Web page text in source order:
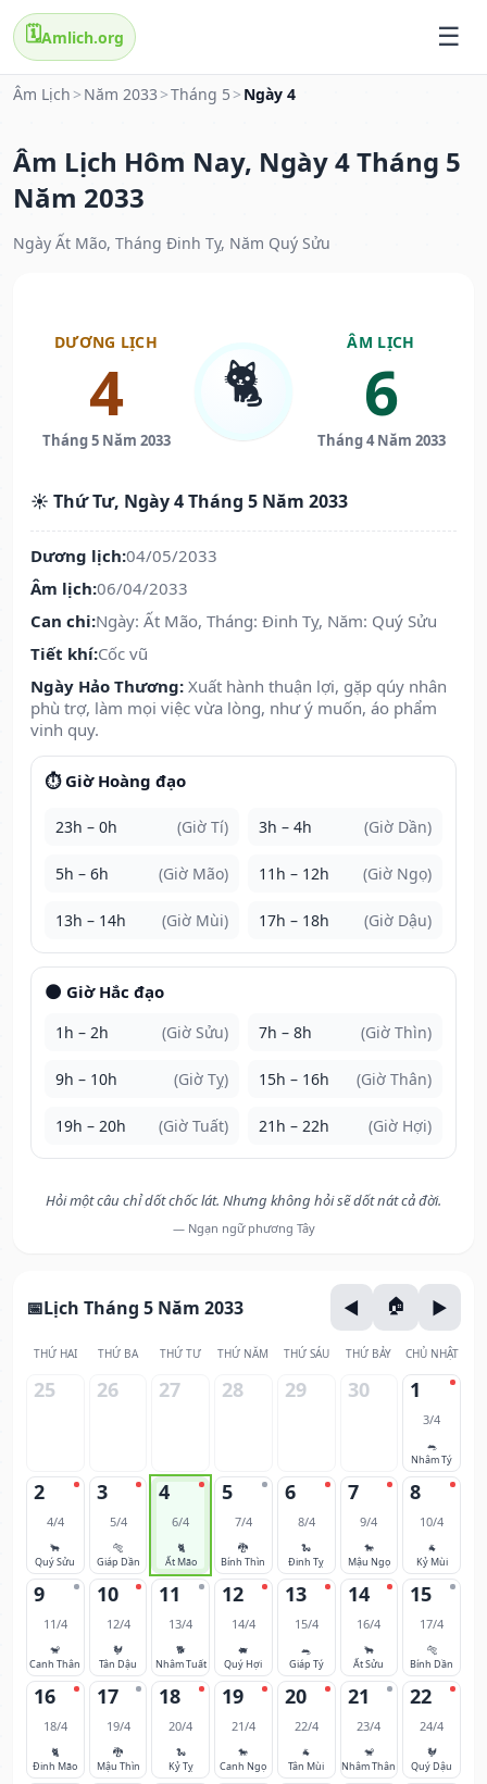
🗓️Amlich.org
Âm Lịch > Năm 2033 >Tháng 5 > Ngày 4
Âm Lịch Hôm Nay, Ngày 4 Tháng 5
Năm 2033
Ngày Ất Mão, Tháng Đinh Tỵ, Năm Quý Sửu
DƯƠNG LỊCH
4
Tháng 5 Năm 2033
🐈
ÂM LỊCH
6
Tháng 4 Năm 2033
☀️ Thứ Tư, Ngày 4 Tháng 5 Năm 2033
Dương lịch:04/05/2033
Âm lịch:06/04/2033
Can chi:Ngày: Ất Mão, Tháng: Đinh Tỵ, Năm: Quý Sửu
Tiết khí:Cốc vũ
Ngày Hảo Thương: Xuất hành thuận lợi, gặp qúy nhân
phù trợ, làm mọi việc vừa lòng, như ý muốn, áo phẩm
vinh quy.
⏱️ Giờ Hoàng đạo
23h – 0h (Giờ Tí) 3h – 4h (Giờ Dần)
5h – 6h (Giờ Mão) 11h – 12h (Giờ Ngọ)
13h – 14h (Giờ Mùi) 17h – 18h (Giờ Dậu)
🌑 Giờ Hắc đạo
1h – 2h (Giờ Sửu) 7h – 8h (Giờ Thìn)
9h – 10h (Giờ Tỵ) 15h – 16h (Giờ Thân)
19h – 20h (Giờ Tuất) 21h – 22h (Giờ Hợi)
Hỏi một câu chỉ dốt chốc lát. Nhưng không hỏi sẽ dốt nát cả đời.
— Ngạn ngữ phương Tây
Lịch Tháng 5 Năm 2033
THỨ HAI THỨ BA THỨ TƯ THỨ NĂM THỨ SÁU THỨ BẢY CHỦ NHẬT
25 26 27 28 29 30 1
3/4
🐀
Nhâm Tý
2
4/4
🐂
Quý Sửu
3
5/4
🐅
Giáp Dần
4
6/4
🐈
Ất Mão
5
7/4
🐉
Bính Thìn
6
8/4
🐍
Đinh Tỵ
7
9/4
🐎
Mậu Ngọ
8
10/4
🐐
Kỷ Mùi
9
11/4
🐒
Canh Thân
10
12/4
🐓
Tân Dậu
11
13/4
🐕
Nhâm Tuất
12
14/4
🐖
Quý Hợi
13
15/4
🐀
Giáp Tý
14
16/4
🐂
Ất Sửu
15
17/4
🐅
Bính Dần
16
18/4
🐈
Đinh Mão
17
19/4
🐉
Mậu Thìn
18
20/4
🐍
Kỷ Tỵ
19
21/4
🐎
Canh Ngọ
20
22/4
🐐
Tân Mùi
21
23/4
🐒
Nhâm Thân
22
24/4
🐓
Quý Dậu